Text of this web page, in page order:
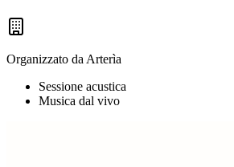
Organizzato da Arterìa
Sessione acustica
Musica dal vivo